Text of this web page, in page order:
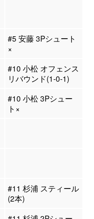
#5 安藤 3Pシュート
×
#10 小松 オフェンス
リバウンド(1-0-1)
#10 小松 3Pシュー
ト×
#11 杉浦 スティール
(2本)